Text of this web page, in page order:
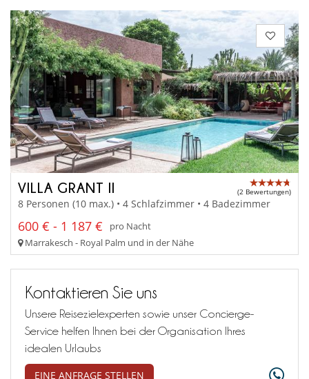
VILLA GRANT II (2 Bewertungen)
8 Personen (10 max.) • 4 Schlafzimmer • 4 Badezimmer
600 € - 1 187 €
pro Nacht
Marrakesch - Royal Palm und in der Nähe
Kontaktieren Sie uns
Unsere Reisezielexperten sowie unser Concierge-
Service helfen Ihnen bei der Organisation Ihres
idealen Urlaubs
EINE ANFRAGE STELLEN